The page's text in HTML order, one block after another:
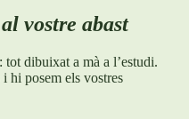
al vostre abast
tot dibuixat a mà a l’estudi.
hi posem els vostres